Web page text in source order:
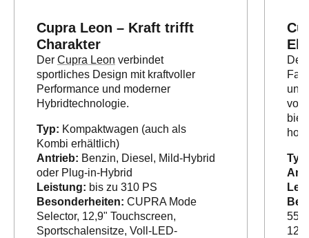
Cupra Leon – Kraft trifft
Charakter
Der Cupra Leon verbindet
sportliches Design mit kraftvoller
Performance und moderner
Hybridtechnologie.
Typ: Kompaktwagen (auch als
Kombi erhältlich)
Antrieb: Benzin, Diesel, Mild-Hybrid
oder Plug-in-Hybrid
Leistung: bis zu 310 PS
Besonderheiten: CUPRA Mode
Selector, 12,9" Touchscreen,
Sportschalensitze, Voll-LED-
Der
und
Typ:
559